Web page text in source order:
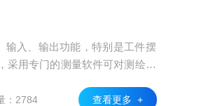
输入、输出功能，特别是工件摆
采用专门的测量软件可对测绘图
：2784 查看更多 +